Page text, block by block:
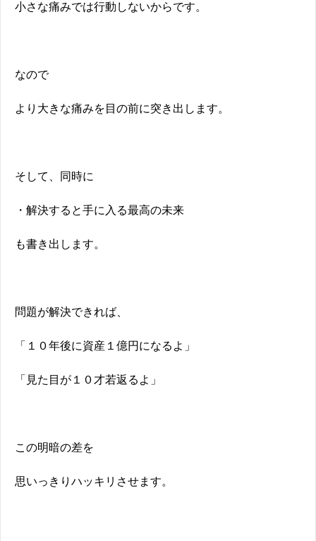
小さな痛みでは行動しないからです。
なので
より大きな痛みを目の前に突き出します。
そして、同時に
・解決すると手に入る最高の未来
も書き出します。
問題が解決できれば、
「１０年後に資産１億円になるよ」
「見た目が１０才若返るよ」
この明暗の差を
思いっきりハッキリさせます。